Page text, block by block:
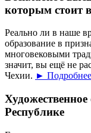
которым стоит
Реально ли в наше
образование в
многовековыми
значит, вы ещё не
Чехии. ► Подробнее
Республике